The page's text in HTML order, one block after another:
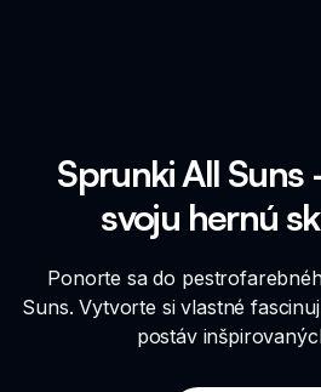
Sprunki All Suns
svoju hernú
Ponorte sa do
Suns. Vytvorte si vlastné
postáv